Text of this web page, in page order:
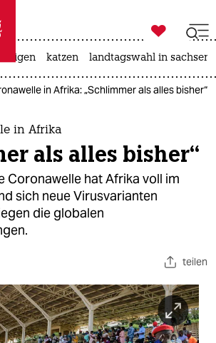
taz zahl ich
taz zahl ich

taz zahl ich
katzen landtagswahl in
in Afrika: „Schlimmer als alles bisher“
in Afrika
als alles bisher“
Coronawelle hat Afrika voll im
sich neue Virusvarianten
die globalen
teilen